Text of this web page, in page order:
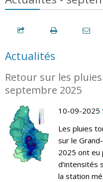
Actualités
Retour sur les
septembre 2025
10-09-2025
Les pluies
sur le
2025 ont eu
d’intensités
la station